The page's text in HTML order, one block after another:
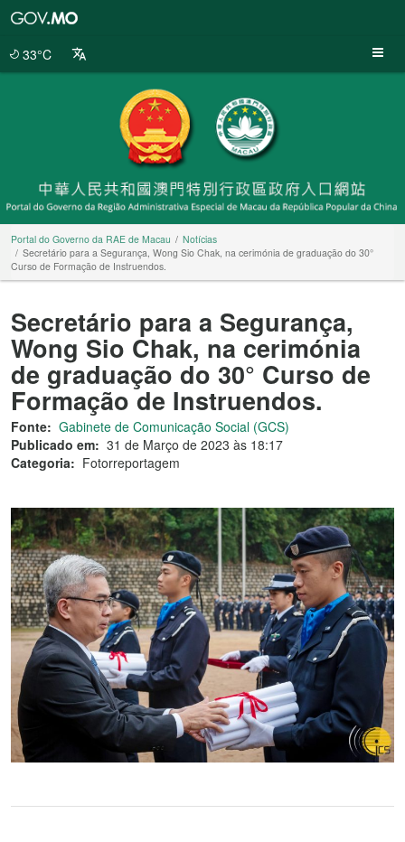
33°C
Portal do Governo da RAE de Macau
Notícias
Secretário para a Segurança, Wong Sio Chak, na cerimónia de graduação do 30°
Curso de Formação de Instruendos.
Secretário para a Segurança,
Wong Sio Chak, na cerimónia
de graduação do 30° Curso de
Formação de Instruendos.
Fonte: Gabinete de Comunicação Social (GCS)
Publicado em: 31 de Março de 2023 às 18:17
Categoria: Fotorreportagem